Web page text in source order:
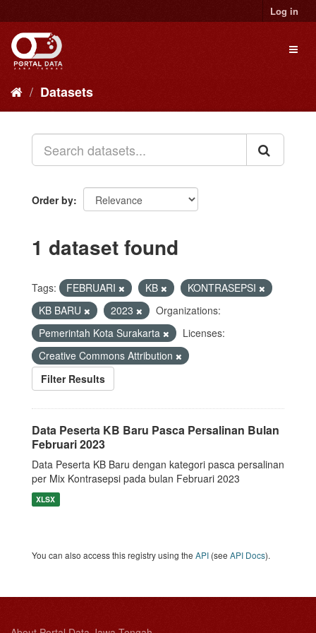
to
content
Log in
Datasets
Order by
1 dataset found
Tags: FEBRUARI KB
KONTRASEPSI
KB BARU
2023
Organizations:
Pemerintah Kota Surakarta
Licenses:
Creative Commons Attribution
Filter Results
Data Peserta KB Baru Pasca Persalinan Bulan
Februari 2023
Data Peserta KB Baru dengan kategori pasca persalinan
per Mix Kontrasepsi pada bulan Februari 2023
XLSX
You can also access this registry using the API (see API Docs).